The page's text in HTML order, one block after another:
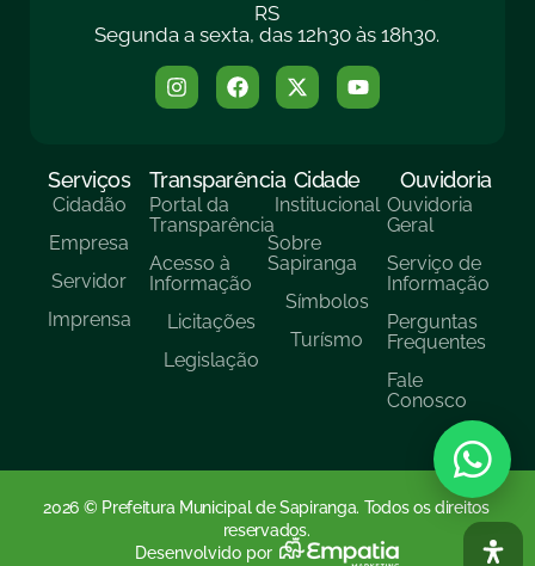
RS
Segunda a sexta, das 12h30 às 18h30.
Serviços
Cidadão
Empresa
Servidor
Imprensa
Transparência
Portal da
Transparência
Acesso à
Informação
Licitações
Legislação
Cidade
Institucional
Sobre
Sapiranga
Símbolos
Turísmo
Ouvidoria
Ouvidoria
Geral
Serviço de
Informação
Perguntas
Frequentes
Fale
Conosco
2026 © Prefeitura Municipal de Sapiranga. Todos os direitos
reservados.
Desenvolvido por